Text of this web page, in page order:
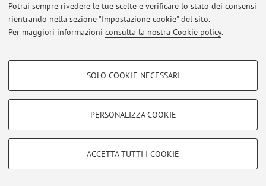
Potrai sempre rivedere le tue scelte e verificare lo stato dei consensi
rientrando nella sezione "Impostazione cookie" del sito.
Per maggiori informazioni consulta la nostra Cookie policy.
COOKIE DI PROFILAZIONE - FACOLTATIVI
COOKIE TECNICI - NECESSARI
Si tratta di cookie tecnici utilizzati, a titolo esemplificativo, per il corretto
SOLO COOKIE NECESSARI
PERSONALIZZA COOKIE
ACCETTA TUTTI I COOKIE
Area riservata
Accedi tramiteloginper gestire tutti i contenuti del sito.
© 2026 - ALMA MATER STUDIORUM - Università di Bologna - Via
Privacy|Note legali|Impostazioni Cookie